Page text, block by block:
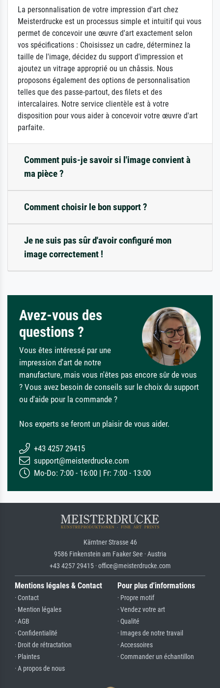
La personnalisation de votre impression d'art chez
Meisterdrucke est un processus simple et intuitif qui vous
permet de concevoir une œuvre d'art exactement selon
vos spécifications : Choisissez un cadre, déterminez la
taille de l'image, décidez du support d'impression et
ajoutez un vitrage approprié ou un châssis. Nous
proposons également des options de personnalisation
telles que des passe-partout, des filets et des
intercalaires. Notre service clientèle est à votre
disposition pour vous aider à concevoir votre œuvre d'art
parfaite.
Comment puis-je savoir si l'image convient à
ma pièce ?
Comment choisir le bon support ?
Je ne suis pas sûr d'avoir configuré mon
image correctement !
Avez-vous des
questions ?
Vous êtes intéressé par une
impression d'art de notre
manufacture, mais vous n'êtes pas encore sûr de vous
? Vous avez besoin de conseils sur le choix du support
ou d'aide pour la commande ?
Nos experts se feront un plaisir de vous aider.
+43 4257 29415
support@meisterdrucke.com
Mo-Do: 7:00 - 16:00 | Fr: 7:00 - 13:00
Kärntner Strasse 46
9586 Finkenstein am Faaker See · Austria
+43 4257 29415 · office@meisterdrucke.com
Mentions légales & Contact
· Contact
· Mention légales
· AGB
· Confidentialité
· Droit de rétractation
· Plaintes
· A propos de nous
Pour plus d'informations
· Propre motif
· Vendez votre art
· Qualité
· Images de notre travail
· Accessoires
· Commander un échantillon